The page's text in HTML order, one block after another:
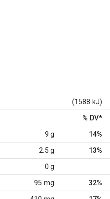
(1588 kJ)
% DV*
9 g 14%
2.5 g 13%
0 g
95 mg 32%